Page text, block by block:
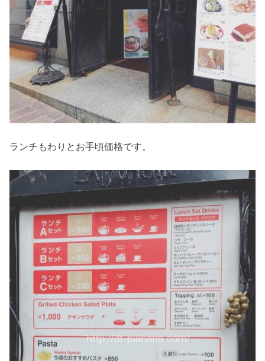
ランチもわりとお手頃価格です。